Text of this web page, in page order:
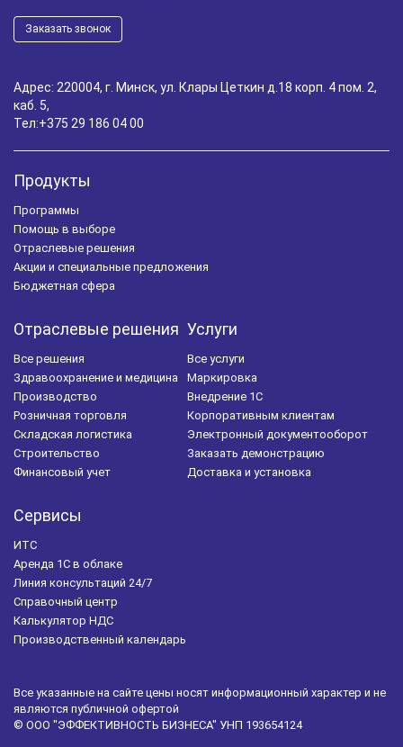
Заказать звонок
Адрес: 220004, г. Минск, ул. Клары Цеткин д.18 корп. 4 пом. 2,
каб. 5,
Тел:+375 29 186 04 00
Продукты
Программы
Помощь в выборе
Отраслевые решения
Акции и специальные предложения
Бюджетная сфера
Отраслевые решения
Все решения
Здравоохранение и медицина
Производство
Розничная торговля
Складская логистика
Строительство
Финансовый учет
Услуги
Все услуги
Маркировка
Внедрение 1С
Корпоративным клиентам
Электронный документооборот
Заказать демонстрацию
Доставка и установка
Сервисы
ИТС
Аренда 1С в облаке
Линия консультаций 24/7
Справочный центр
Калькулятор НДС
Производственный календарь
Все указанные на сайте цены носят информационный характер и не
являются публичной офертой
© ООО "ЭФФЕКТИВНОСТЬ БИЗНЕСА" УНП 193654124